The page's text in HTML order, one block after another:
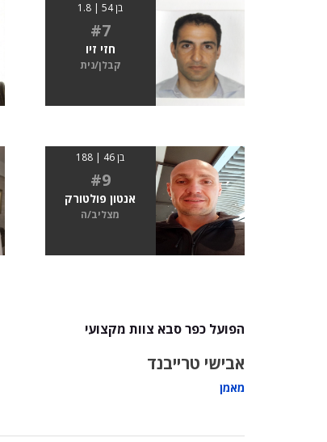
בן 54 | 1.8
#7
חזי זיו
קבלן/נית
בן 46 | 188
#9
אנטון פולטורק
מצליב/ה
הפועל כפר סבא צוות מקצועי
אבישי טרייבנד
מאמן